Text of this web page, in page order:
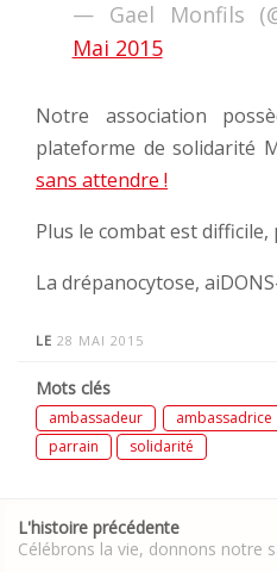
— Gael Monfils
Mai 2015
Notre association
plateforme de solidarité
sans attendre !
Plus le combat est
La drépanocytose,
LE 28 MAI 2015
Mots clés
ambassadeur ambassadrice
parrain
solidarité
navigation
L'histoire précédente
Célébrons la vie, donnons notre